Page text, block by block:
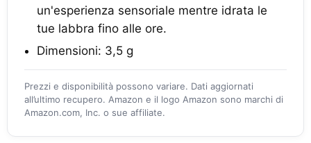
un'esperienza sensoriale mentre idrata le
tue labbra fino alle ore.
Dimensioni: 3,5 g
Prezzi e disponibilità possono variare. Dati aggiornati
all’ultimo recupero. Amazon e il logo Amazon sono marchi di
Amazon.com, Inc. o sue affiliate.